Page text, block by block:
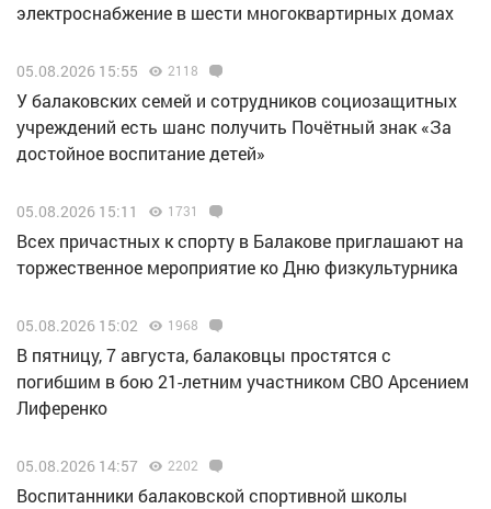
электроснабжение в шести многоквартирных домах
05.08.2026 15:55 2118
У балаковских семей и сотрудников социозащитных
учреждений есть шанс получить Почётный знак «За
достойное воспитание детей»
05.08.2026 15:11 1731
Всех причастных к спорту в Балакове приглашают на
торжественное мероприятие ко Дню физкультурника
05.08.2026 15:02 1968
В пятницу, 7 августа, балаковцы простятся с
погибшим в бою 21-летним участником СВО Арсением
Лиференко
05.08.2026 14:57 2202
Воспитанники балаковской спортивной школы